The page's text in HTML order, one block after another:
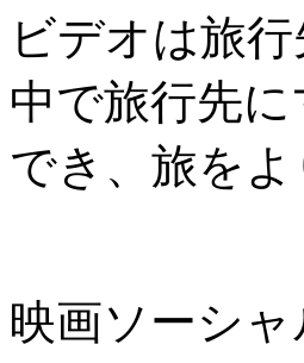
ビデオは旅
中で旅行先
でき、旅を
映画ソーシ